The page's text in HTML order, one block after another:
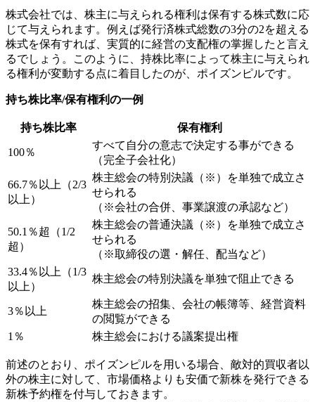
6-3.ゴールデンパラシュート（Golden Parachute）
6-4.ティンパラシュート（Tin Parachute）
6-5.クラウンジュエル（Crown Jewel）
6-6.マネジメントバイアウト（Management Buyout）
6-7.ピープルピル（People Pill）
7.ポイズンピルの活用事例
7-2.新生銀行の事例
日本M&Aセンターの企業戦略サービス
株式会社では、株主に与えられる権利は保有する株式数に応
じて与えられます。例えば発行済株式総数の3分の2を超える
株式を保有すれば、実質的に経営の支配権の掌握したと言え
るでしょう。このように、持株比率によって株主に与えられ
る権利が変動する点に着目したのが、ポイズンピルです。
持ち株比率/保有権利の一例
持ち株比率 保有権利
100％
すべて自分の意志で決定する事ができる
（完全子会社化）
66.7％以上（2/3
以上）
株主総会の特別決議（※）を単独で成立さ
せられる
（※会社の合併、事業譲渡の承認など）
50.1％超（1/2
超）
株主総会の普通決議（※）を単独で成立さ
せられる
（※取締役の選・解任、配当など）
33.4％以上（1/3
以上）
株主総会の特別決議を単独で阻止できる
3％以上
株主総会の招集、会社の帳簿等、経営資料
の閲覧ができる
1％
株主総会における議案提出権
前述のとおり、ポイズンピルを用いる場合、敵対的買収者以
外の株主に対して、市場価格よりも安価で新株を発行できる
新株予約権を付与しておきます。